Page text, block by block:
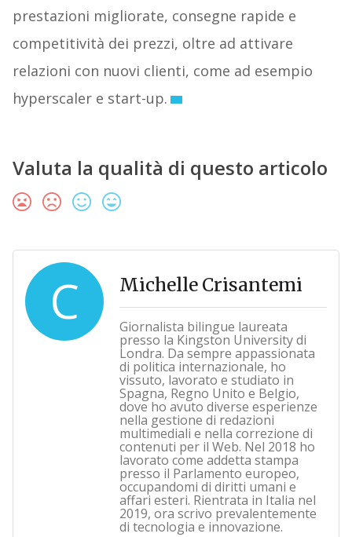
prestazioni migliorate, consegne rapide e
competitività dei prezzi, oltre ad attivare
relazioni con nuovi clienti, come ad esempio
hyperscaler e start-up.
Valuta la qualità di questo articolo
C Michelle Crisantemi
Giornalista bilingue laureata
presso la Kingston University di
Londra. Da sempre appassionata
di politica internazionale, ho
vissuto, lavorato e studiato in
Spagna, Regno Unito e Belgio,
dove ho avuto diverse esperienze
nella gestione di redazioni
multimediali e nella correzione di
contenuti per il Web. Nel 2018 ho
lavorato come addetta stampa
presso il Parlamento europeo,
occupandomi di diritti umani e
affari esteri. Rientrata in Italia nel
2019, ora scrivo prevalentemente
di tecnologia e innovazione.